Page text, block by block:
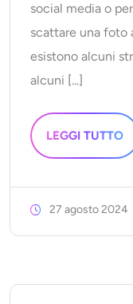
social media o
scattare una foto
esistono alcuni
alcuni [...]
LEGGI TUTTO
27 agosto 2024